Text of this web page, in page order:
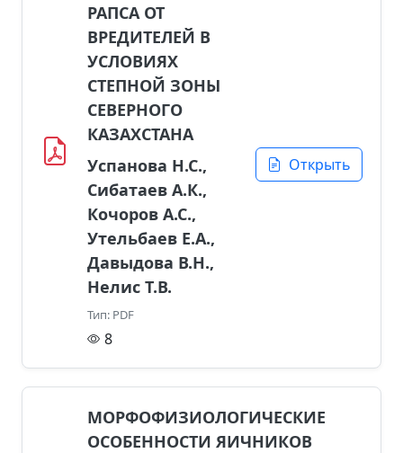
РАПСА ОТ
ВРЕДИТЕЛЕЙ В
УСЛОВИЯХ
СТЕПНОЙ ЗОНЫ
СЕВЕРНОГО
КАЗАХСТАНА
Успанова Н.С.,
Сибатаев А.К.,
Кочоров А.С.,
Утельбаев Е.А.,
Давыдова В.Н.,
Нелис Т.В.
Тип: PDF
8
Открыть
МОРФОФИЗИОЛОГИЧЕСКИЕ
ОСОБЕННОСТИ ЯИЧНИКОВ